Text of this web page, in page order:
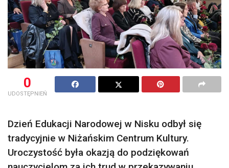
0
UDOSTĘPNIEŃ
Dzień Edukacji Narodowej w Nisku odbył się
tradycyjnie w Niżańskim Centrum Kultury.
Uroczystość była okazją do podziękowań